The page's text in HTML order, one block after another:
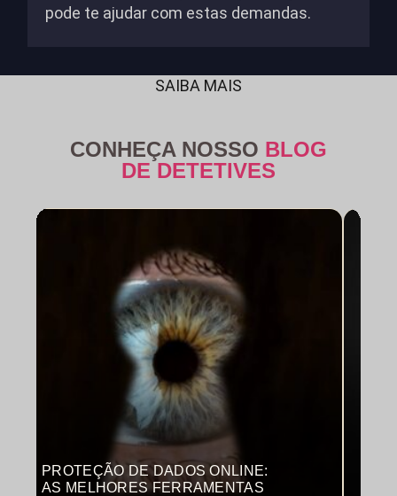
pode te ajudar com estas demandas.
SAIBA MAIS
CONHEÇA NOSSO BLOG
DE DETETIVES
PROTEÇÃO DE DADOS ONLINE:
AS MELHORES FERRAMENTAS